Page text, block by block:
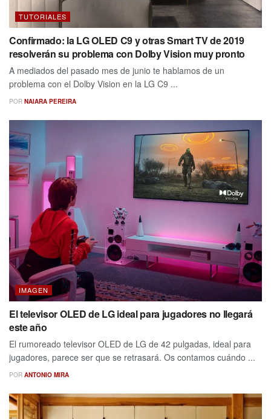
TUTORIALES
Confirmado: la LG OLED C9 y otras Smart TV de 2019
resolverán su problema con Dolby Vision muy pronto
A mediados del pasado mes de junio te hablamos de un
problema con el Dolby Vision en la LG C9 ...
POR NAIARA PEREIRA
IMAGEN
El televisor OLED de LG ideal para jugadores no llegará
este año
El rumoreado televisor OLED de LG de 42 pulgadas, ideal para
jugadores, parece ser que se retrasará. Os contamos cuándo ...
POR ANTONIO MIRA